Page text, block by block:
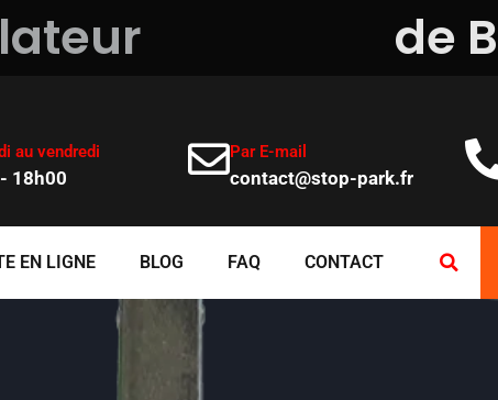
de B
au vendredi
18h00
Par E-mail
contact@stop-park.fr
EN LIGNE BLOG FAQ CONTACT